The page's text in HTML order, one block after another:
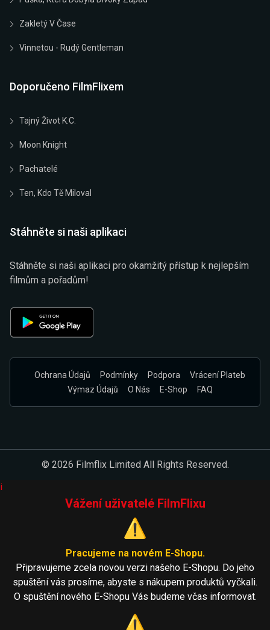
Zakletý V Čase
Vinnetou - Rudý Gentleman
Doporučeno FilmFlixem
Tajný Život K.C.
Moon Knight
Pachatelé
Ten, Kdo Tě Miloval
Stáhněte si naši aplikaci
Stáhněte si naši aplikaci pro okamžitý přístup k nejlepším
filmům a pořadům!
Ochrana Údajů Podmínky Podpora
Vrácení Plateb
Výmaz Údajů
O Nás E-Shop FAQ
© 2026 Filmflix Limited All Rights Reserved.
i
Vážení uživatelé FilmFlixu
⚠️
Pracujeme na novém E-Shopu.
Připravujeme zcela novou verzi našeho E-Shopu. Do jeho
spuštění vás prosíme, abyste s nákupem produktů vyčkali.
O spuštění nového E-Shopu Vás budeme včas informovat.
⚠️